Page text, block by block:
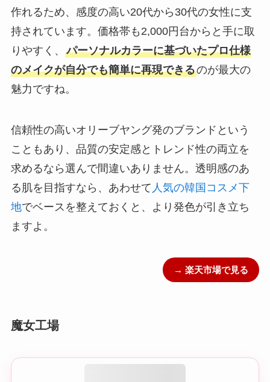
作れるため、感度の高い20代から30代の女性に支
持されています。価格帯も2,000円台からと手に取
りやすく、 パーソナルカラーに基づいたプロ仕様
のメイクが自分でも簡単に再現できるのが最大の
魅力ですね。
信頼性の高いオリーブヤング発のブランドという
こともあり、品質の安定感とトレンド性の両立を
求めるなら選んで間違いありません。透明感のあ
る肌を目指すなら、あわせて 人気の韓国コスメ下
地でベースを整えておくと、より発色が引き立ち
ますよ。
→ 楽天市場で見る
魔女工場